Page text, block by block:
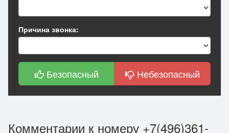
Причина звонка:
Безопасный Небезопасный
Комментарии к номеру +7(496)361-